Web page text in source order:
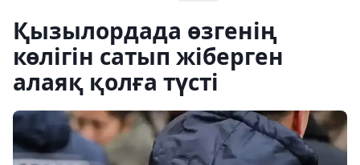
Қызылордада өзгенің
көлігін сатып жіберген
алаяқ қолға түсті